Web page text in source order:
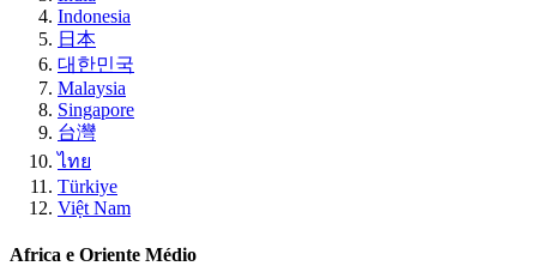
Indonesia
日本
대한민국
Malaysia
Singapore
台灣
ไทย
Türkiye
Việt Nam
Africa e Oriente Médio